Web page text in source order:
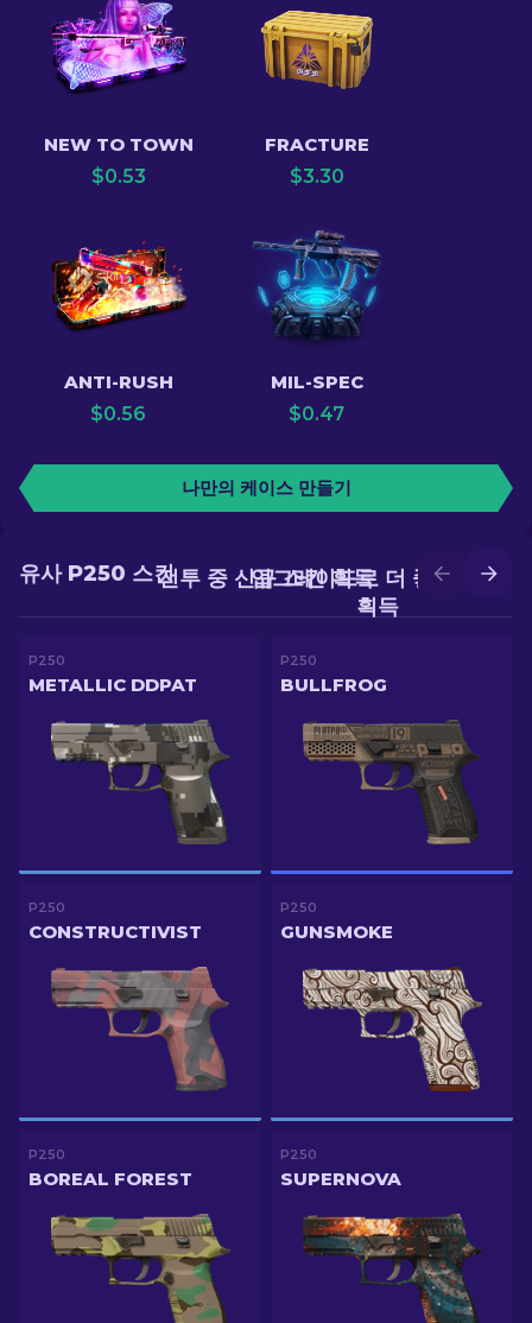
NEW TO TOWN
$0.53
FRACTURE
$3.30
ANTI-RUSH
$0.56
MIL-SPEC
$0.47
나만의 케이스 만들기
업그레이드로 더 좋은 스킨
획득
전투 중 신규 스킨 획득
유사 P250 스킨
P250
METALLIC DDPAT
P250
BULLFROG
P250
CONSTRUCTIVIST
P250
GUNSMOKE
P250
BOREAL FOREST
P250
SUPERNOVA